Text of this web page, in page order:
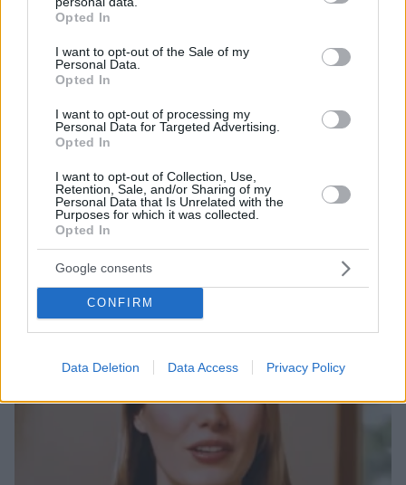
grant or deny consent to Google and its third-party tags to
use your data for below specified purposes in below Google
consent section.
Opted In
I want to opt-out of the Sale of my
Personal Data.
Opted In
I want to opt-out of processing my
Personal Data for Targeted Advertising.
Opted In
I want to opt-out of Collection, Use,
Retention, Sale, and/or Sharing of my
Personal Data that Is Unrelated with the
Purposes for which it was collected.
Opted In
Google consents
CONFIRM
Data Deletion Data Access Privacy Policy
- Τα απίστευτα εγκλήματα κατά των παιδιών
Thema Insights
και μάθετε πρώτοι όλες τις ειδήσεις
και τον Κόσμο, τη στιγμή που συμβαίνουν, στο
Protothema.gr